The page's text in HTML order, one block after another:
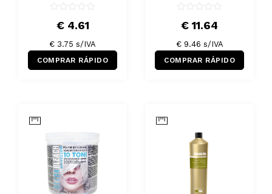
€ 4.61
€ 3.75 s/IVA
COMPRAR RÁPIDO
€ 11.64
€ 9.46 s/IVA
COMPRAR RÁPIDO